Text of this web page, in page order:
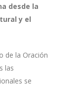
desde la
y el
de la Oración
las
se